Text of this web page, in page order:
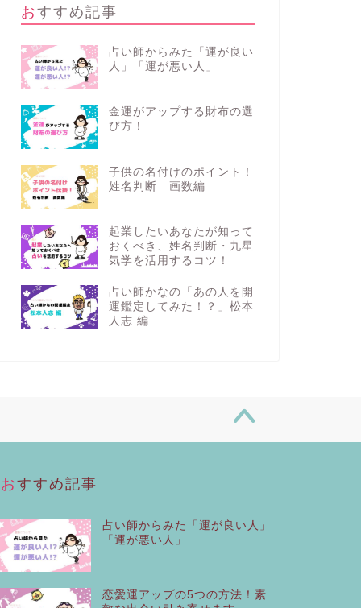
おすすめ記事
占い師からみた「運が良い
人」「運が悪い人」
金運がアップする財布の選
び方！
子供の名付けのポイント！
姓名判断 画数編
起業したいあなたが知って
おくべき、姓名判断・九星
気学を活用するコツ！
占い師かなの「あの人を開
運鑑定してみた！？」松本
人志 編
おすすめ記事
占い師からみた「運が良い人」
「運が悪い人」
恋愛運アップの5つの方法！素